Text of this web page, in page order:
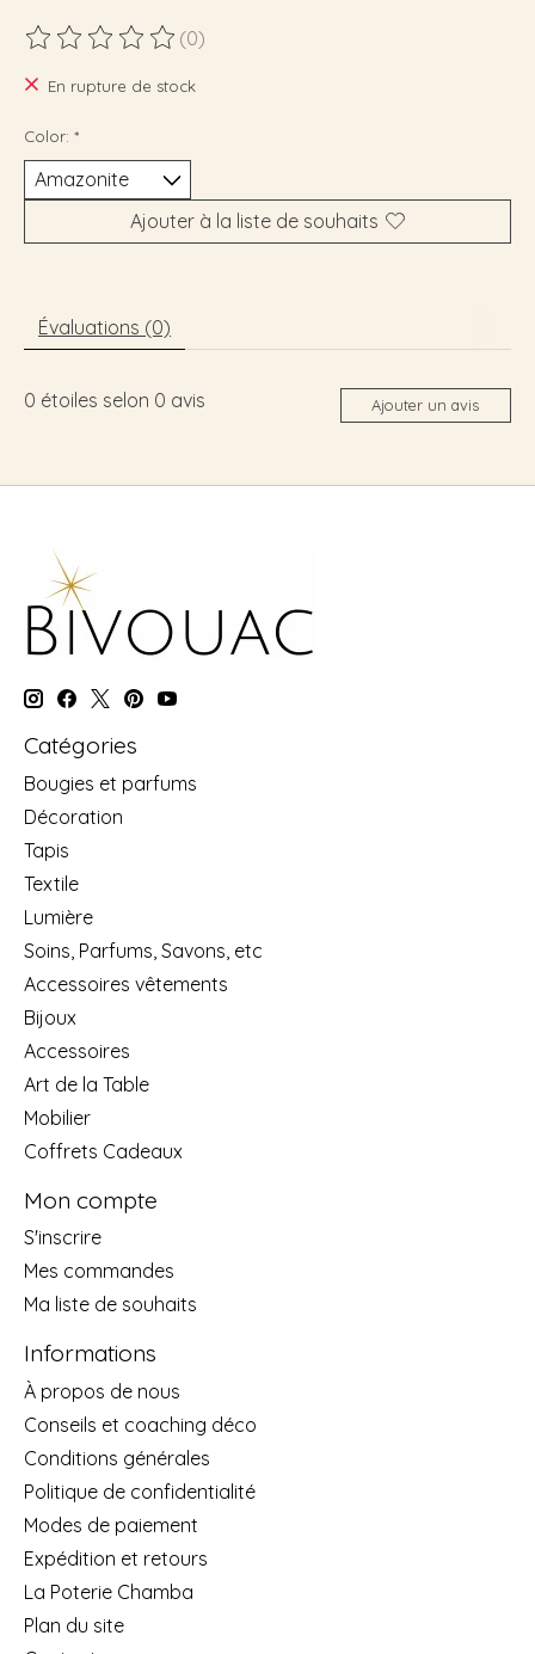
Ce produit est évalué à
(0)
En rupture de stock
Color: *
Ajouter à la liste de souhaits
Évaluations (0)
0 étoiles selon 0 avis Ajouter un avis
Catégories
Bougies et parfums
Décoration
Tapis
Textile
Lumière
Soins, Parfums, Savons, etc
Accessoires vêtements
Bijoux
Accessoires
Art de la Table
Mobilier
Coffrets Cadeaux
Mon compte
S'inscrire
Mes commandes
Ma liste de souhaits
Informations
À propos de nous
Conseils et coaching déco
Conditions générales
Politique de confidentialité
Modes de paiement
Expédition et retours
La Poterie Chamba
Plan du site